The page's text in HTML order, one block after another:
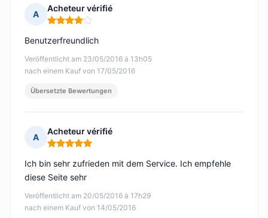
A
Acheteur vérifié
Hinweis: 4 von 5
Veröffentlicht am 23/05/2016 à 13h05
nach einem Kauf von 17/05/2016
Benutzerfreundlich
Übersetzte Bewertungen
A
Acheteur vérifié
Hinweis: 5 von 5
Veröffentlicht am 20/05/2016 à 17h29
nach einem Kauf von 14/05/2016
Ich bin sehr zufrieden mit dem Service. Ich empfehle
diese Seite sehr